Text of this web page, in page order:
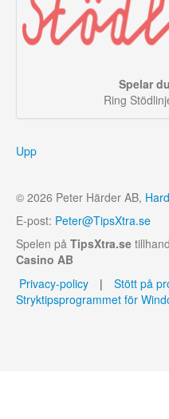
Spelar
Ring
Upp
© 2026 Peter Härder AB,
E-post: Peter@TipsXtra.se
Spelen på TipsXtra.se
Casino AB
Privacy-policy
| Stött på
Stryktipsprogrammet för